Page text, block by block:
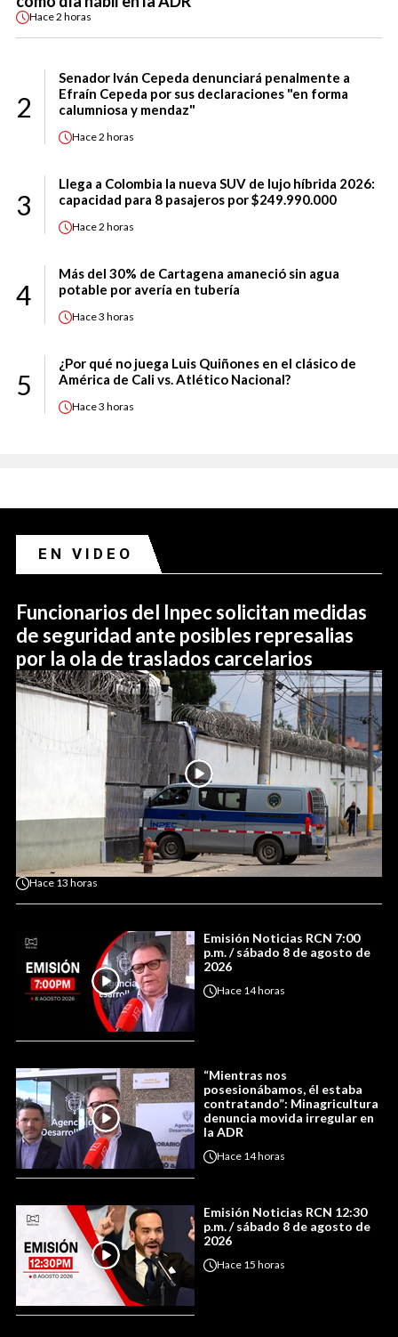
Hace2 horas
2
Senador Iván Cepeda denunciará penalmente a
Efraín Cepeda por sus declaraciones "en forma
calumniosa y mendaz"
Hace2 horas
3
Llega a Colombia la nueva SUV de lujo híbrida 2026:
capacidad para 8 pasajeros por $249.990.000
Hace2 horas
4
Más del 30% de Cartagena amaneció sin agua
potable por avería en tubería
Hace3 horas
5
¿Por qué no juega Luis Quiñones en el clásico de
América de Cali vs. Atlético Nacional?
Hace3 horas
EN VIDEO
Funcionarios del Inpec solicitan medidas
de seguridad ante posibles represalias
por la ola de traslados carcelarios
Hace 13 horas
Emisión Noticias RCN 7:00
p.m. / sábado 8 de agosto de
2026
Hace 14 horas
“Mientras nos
posesionábamos, él estaba
contratando”: Minagricultura
denuncia movida irregular en
la ADR
Hace 14 horas
Emisión Noticias RCN 12:30
p.m. / sábado 8 de agosto de
2026
Hace 15 horas